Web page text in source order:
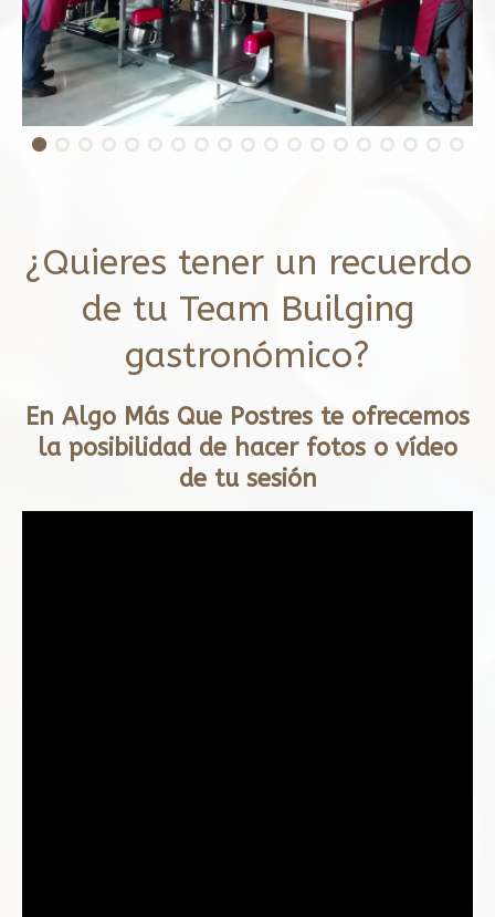
¿Quieres tener un recuerdo
de tu Team Builging
gastronómico?
En Algo Más Que Postres te ofrecemos
la posibilidad de hacer fotos o vídeo
de tu sesión